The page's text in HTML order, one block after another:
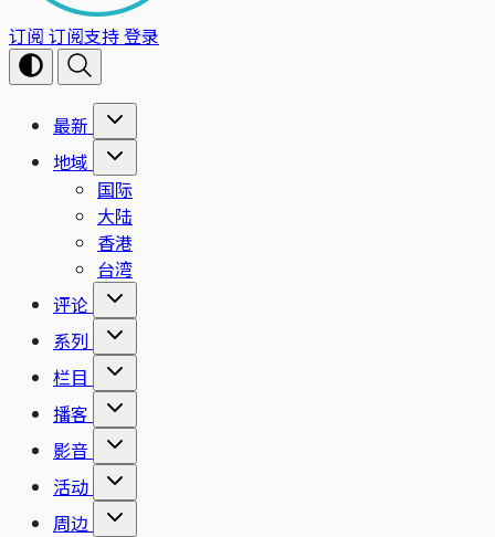
订阅 订阅支持登录
最新
地域
国际
大陆
香港
台湾
评论
系列
栏目
播客
影音
活动
周边